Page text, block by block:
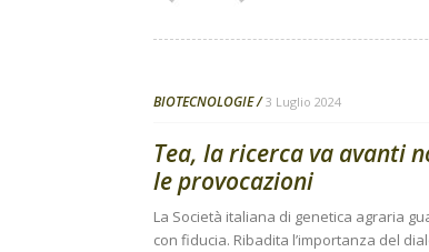
BIOTECNOLOGIE 3 Luglio 2024
Tea, la ricerca va avanti
le provocazioni
La Società italiana di genetica agraria
con fiducia. Ribadita l’importanza del